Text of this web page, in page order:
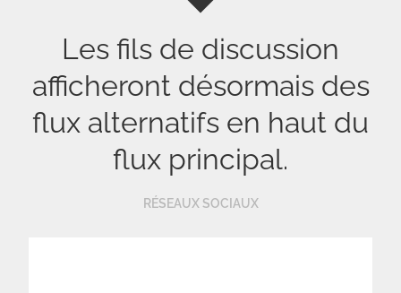
Les fils de discussion
afficheront désormais des
flux alternatifs en haut du
flux principal.
RÉSEAUX SOCIAUX